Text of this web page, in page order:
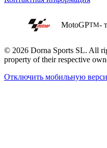
MotoGPTM-
© 2026 Dorna Sports SL. All
property of their respective
Отключить мобильную